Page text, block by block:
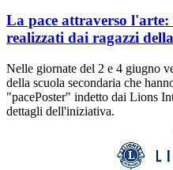
La pace attraverso l'arte:
realizzati dai ragazzi
Nelle giornate del 2 e 4 giugno
della scuola secondaria che
"pacePoster" indetto dai Lions
dettagli dell'iniziativa.